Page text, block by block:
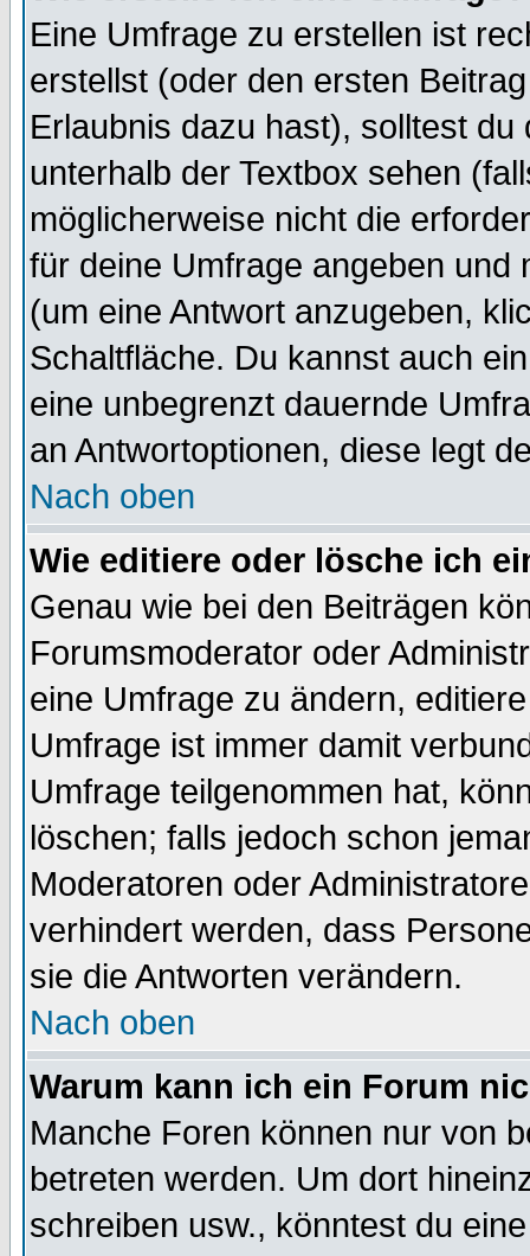
Eine Umfrage zu erstellen ist
erstellst (oder den ersten
Erlaubnis dazu hast), solltest
unterhalb der Textbox sehen
möglicherweise nicht die
für deine Umfrage angeben und
(um eine Antwort anzugeben,
Schaltfläche. Du kannst auch
eine unbegrenzt dauernde
an Antwortoptionen, diese legt
Nach oben
Wie editiere oder lösche ich
Genau wie bei den Beiträgen
Forumsmoderator oder
eine Umfrage zu ändern,
Umfrage ist immer damit
Umfrage teilgenommen hat,
löschen; falls jedoch schon
Moderatoren oder
verhindert werden, dass
sie die Antworten verändern.
Nach oben
Warum kann ich ein Forum
Manche Foren können nur von
betreten werden. Um dort
schreiben usw., könntest du